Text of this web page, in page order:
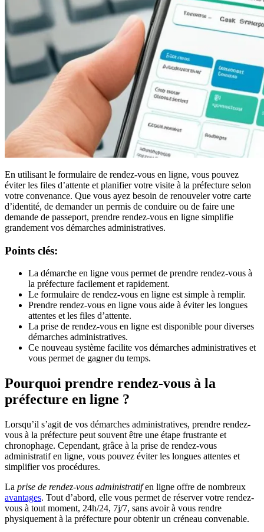
En utilisant le formulaire de rendez-vous en ligne, vous pouvez
éviter les files d’attente et planifier votre visite à la préfecture selon
votre convenance. Que vous ayez besoin de renouveler votre carte
d’identité, de demander un permis de conduire ou de faire une
demande de passeport, prendre rendez-vous en ligne simplifie
grandement vos démarches administratives.
Points clés:
La démarche en ligne vous permet de prendre rendez-vous à
la préfecture facilement et rapidement.
Le formulaire de rendez-vous en ligne est simple à remplir.
Prendre rendez-vous en ligne vous aide à éviter les longues
attentes et les files d’attente.
La prise de rendez-vous en ligne est disponible pour diverses
démarches administratives.
Ce nouveau système facilite vos démarches administratives et
vous permet de gagner du temps.
Pourquoi prendre rendez-vous à la
préfecture en ligne ?
Lorsqu’il s’agit de vos démarches administratives, prendre rendez-
vous à la préfecture peut souvent être une étape frustrante et
chronophage. Cependant, grâce à la prise de rendez-vous
administratif en ligne, vous pouvez éviter les longues attentes et
simplifier vos procédures.
La prise de rendez-vous administratifen ligne offre de nombreux
avantages. Tout d’abord, elle vous permet de réserver votre rendez-
vous à tout moment, 24h/24, 7j/7, sans avoir à vous rendre
physiquement à la préfecture pour obtenir un créneau convenable.